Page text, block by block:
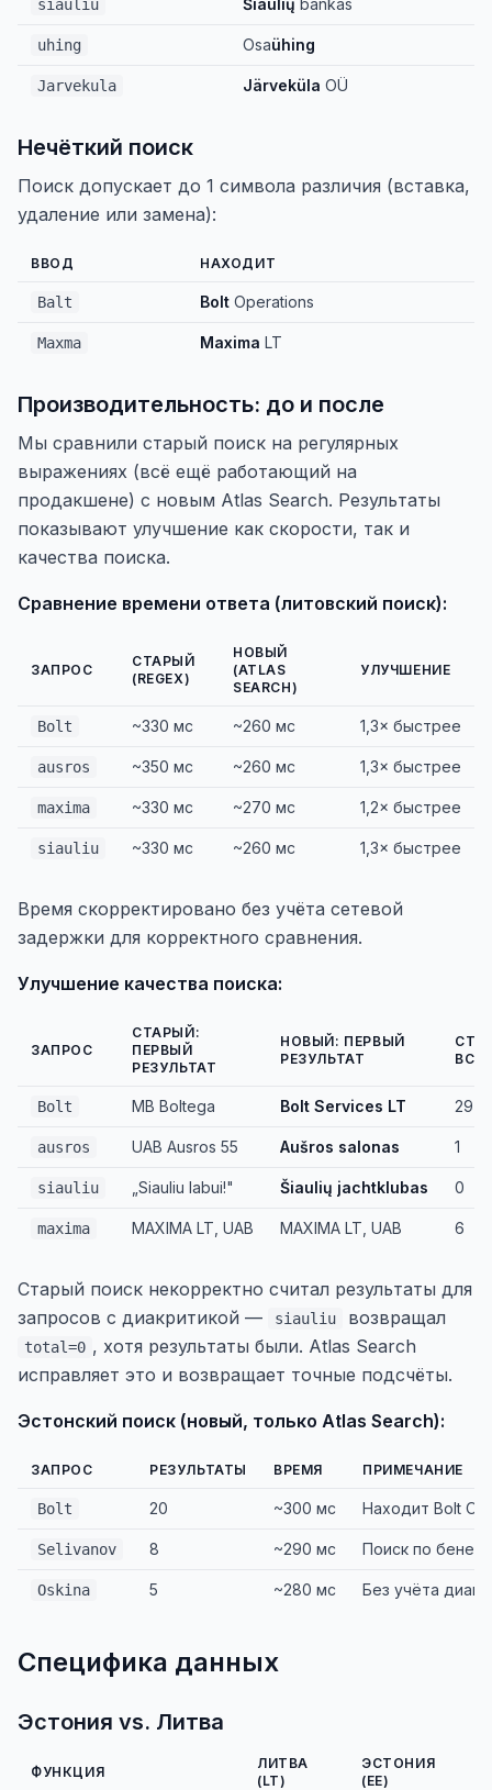
siauliu Šiaulių bankas
uhing Osaühing
Jarvekula Järveküla OÜ
Нечёткий поиск
Поиск допускает до 1 символа различия (вставка,
удаление или замена):
ВВОД НАХОДИТ
Balt Bolt Operations
Maxma Maxima LT
Производительность: до и после
Мы сравнили старый поиск на регулярных
выражениях (всё ещё работающий на
продакшене) с новым Atlas Search. Результаты
показывают улучшение как скорости, так и
качества поиска.
Сравнение времени ответа (литовский поиск):
ЗАПРОС
СТАРЫЙ
(REGEX)
НОВЫЙ
(ATLAS
SEARCH)
УЛУЧШЕНИЕ
Bolt ~330 мс ~260 мс 1,3× быстрее
ausros ~350 мс ~260 мс 1,3× быстрее
maxima ~330 мс ~270 мс 1,2× быстрее
siauliu ~330 мс ~260 мс 1,3× быстрее
Время скорректировано без учёта сетевой
задержки для корректного сравнения.
Улучшение качества поиска:
ЗАПРОС
СТАРЫЙ:
ПЕРВЫЙ
РЕЗУЛЬТАТ
НОВЫЙ: ПЕРВЫЙ
РЕЗУЛЬТАТ
Bolt MB Boltega Bolt Services LT 29
ausros UAB Ausros 55 Aušros salonas 1
siauliu „Siauliu labui!" Šiaulių jachtklubas 0
maxima MAXIMA LT, UAB MAXIMA LT, UAB 6
Старый поиск некорректно считал результаты для
запросов с диакритикой —
siauliu возвращал
total=0 , хотя результаты были. Atlas Search
исправляет это и возвращает точные подсчёты.
Эстонский поиск (новый, только Atlas Search):
ЗАПРОС РЕЗУЛЬТАТЫ ВРЕМЯ ПРИМЕЧАНИЕ
Bolt 20 ~300 мс Находит Bolt
Selivanov 8 ~290 мс Поиск по
Oskina 5 ~280 мс Без учёта
Специфика данных
Эстония vs. Литва
ФУНКЦИЯ
ЛИТВА
(LT)
ЭСТОНИЯ
(EE)